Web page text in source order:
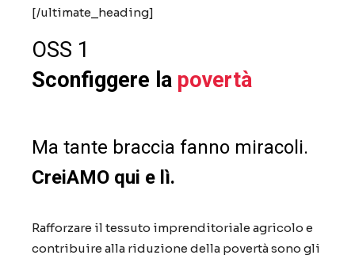
[/ultimate_heading]
OSS 1
Sconfiggere la povertà
Ma tante braccia fanno miracoli.
CreiAMO qui e lì.
Rafforzare il tessuto imprenditoriale agricolo e
contribuire alla riduzione della povertà sono gli